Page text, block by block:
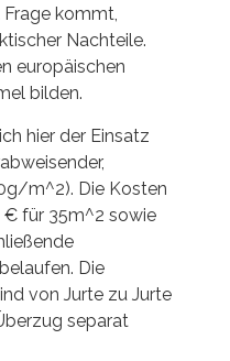
kommt,
Nachteile.
europäischen
bilden.
hier der Einsatz
m^2). Die Kosten
€ für 35m^2 sowie
Die
von Jurte zu Jurte
separat